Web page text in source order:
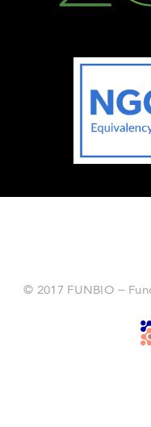
© 2017 FUNBIO –